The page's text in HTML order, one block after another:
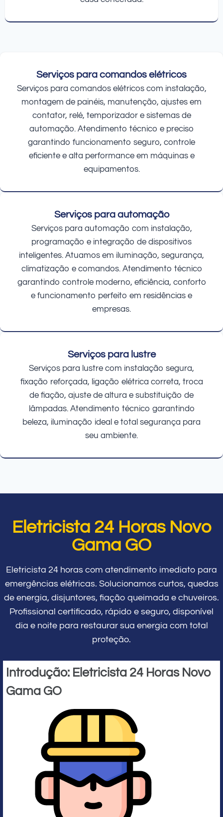
Serviços para comandos elétricos
Serviços para comandos elétricos com instalação,
montagem de painéis, manutenção, ajustes em
contator, relé, temporizador e sistemas de
automação. Atendimento técnico e preciso
garantindo funcionamento seguro, controle
eficiente e alta performance em máquinas e
equipamentos.
Serviços para automação
Serviços para automação com instalação,
programação e integração de dispositivos
inteligentes. Atuamos em iluminação, segurança,
climatização e comandos. Atendimento técnico
garantindo controle moderno, eficiência, conforto
e funcionamento perfeito em residências e
empresas.
Serviços para lustre
Serviços para lustre com instalação segura,
fixação reforçada, ligação elétrica correta, troca
de fiação, ajuste de altura e substituição de
lâmpadas. Atendimento técnico garantindo
beleza, iluminação ideal e total segurança para
seu ambiente.
Eletricista 24 Horas Novo
Gama GO
Eletricista 24 horas com atendimento imediato para
emergências elétricas. Solucionamos curtos, quedas
de energia, disjuntores, fiação queimada e chuveiros.
Profissional certificado, rápido e seguro, disponível
dia e noite para restaurar sua energia com total
proteção.
Introdução: Eletricista 24 Horas Novo
Gama GO